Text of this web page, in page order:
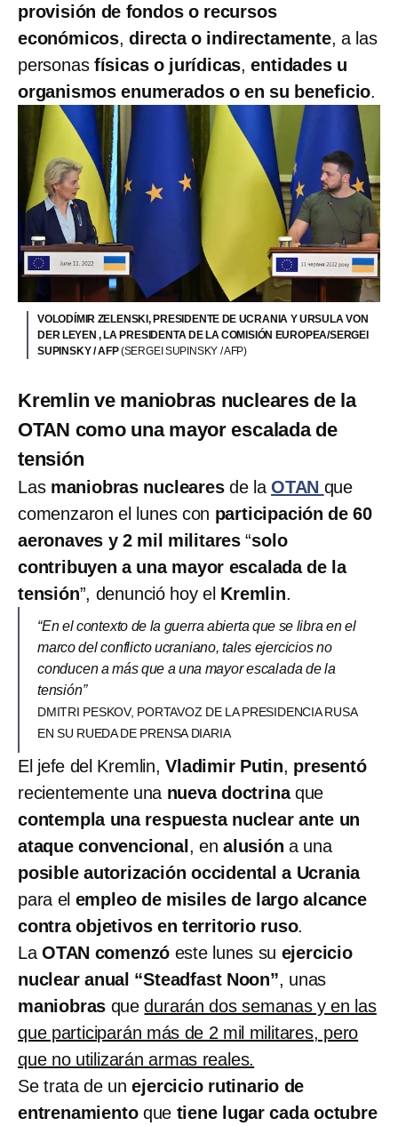
provisión de fondos o recursos
económicos,directa o indirectamente, a las
personas físicas o jurídicas,entidades u
organismos enumerados o en su beneficio.
VOLODÍMIR ZELENSKI, PRESIDENTE DE UCRANIA Y URSULA VON
DER LEYEN , LA PRESIDENTA DE LA COMISIÓN EUROPEA/SERGEI
SUPINSKY / AFP(SERGEI SUPINSKY / AFP)
Kremlin ve maniobras nucleares de la
OTAN como una mayor escalada de
tensión
Las maniobras nuclearesde laOTAN que
comenzaron el lunes con participación de 60
aeronaves y 2 mil militares “solo
contribuyen a una mayor escalada de la
tensión”, denunció hoy el Kremlin.
“En el contexto de la guerra abierta que se libra en el
marco del conflicto ucraniano, tales ejercicios no
conducen a más que a una mayor escalada de la
tensión”
DMITRI PESKOV, PORTAVOZ DE LA PRESIDENCIA RUSA
EN SU RUEDA DE PRENSA DIARIA
El jefe del Kremlin, Vladimir Putin, presentó
recientemente una nueva doctrinaque
contempla una respuesta nuclear ante un
ataque convencional , enalusióna una
posible autorización occidental a Ucrania
para el empleo de misiles de largo alcance
contra objetivos en territorio ruso.
LaOTAN comenzó este lunes su ejercicio
nuclear anual “Steadfast Noon”, unas
maniobras quedurarán dos semanas y en las
que participarán más de 2 mil militares, pero
que no utilizarán armas reales.
Se trata de unejercicio rutinario de
entrenamientoque tiene lugar cada octubre